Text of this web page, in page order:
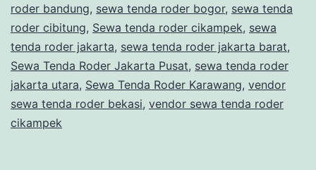
Cibitung
roder bandung, sewa tenda roder bogor, sewa tenda
roder cibitung, Sewa tenda roder cikampek, sewa
tenda roder jakarta, sewa tenda roder jakarta barat,
Sewa Tenda Roder Jakarta Pusat, sewa tenda roder
jakarta utara, Sewa Tenda Roder Karawang, vendor
sewa tenda roder bekasi, vendor sewa tenda roder
cikampek